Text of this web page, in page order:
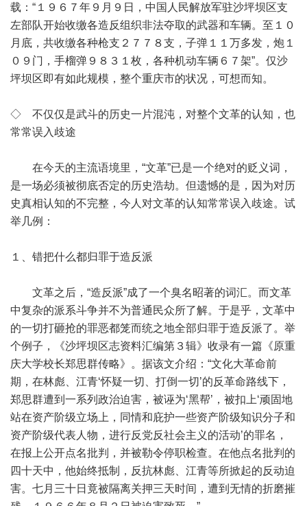
载：“１９６７年９月９日，中国人民解放军驻沙坪坝区支
左部队开始收缴各造反组织非法夺取的武器和车辆。至１０
月底，共收缴各种枪支２７７８支，子弹１１万多发，炮１
０９门，手榴弹９８３１枚，各种机动车辆６７架”。仅沙
坪坝区即有如此规模，整个重庆市的状况，可想而知。
◇ 不仅仅是武斗的历史一片混沌，对整个文革的认知，也
常常误入歧途
在今天的主流语境里，“文革”已是一个绝对的贬义词，
是一场必须被彻底否定的历史浩劫。但遗憾的是，因为对历
史真相认知的不完整，今人对文革的认知常常误入歧途。试
举几例：
１、错把什么都归罪于造反派
文革之后，“造反派”成了一个臭名昭著的词汇。而文革
中复杂的派系斗争并不为普通民众所了解。于是乎，文革中
的一切打砸抢的罪恶都笼而统之地全部归罪于造反派了。举
个例子，《沙坪坝区志资料汇编第３辑》收录有一篇《原重
庆大学校长郑思群传略》。据该文介绍：“文化大革命前
期，在林彪、江青‘怀疑一切、打倒一切’的反革命路线下，
郑思群遭到一系列政治迫害，被诬为‘黑帮’，被扣上‘顽固地
站在资产阶级立场上，同情和庇护一些资产阶级知识分子和
资产阶级代表人物，进行反党反社会主义的活动’的罪名，
在报上公开点名批判，并被勒令停职检查。在他点名批判的
四十天中，他始终抵制，反抗林彪、江青等所掀起的反动迫
害。七月三十日竟被隔离关押三天时间，遭到无情的折磨摧